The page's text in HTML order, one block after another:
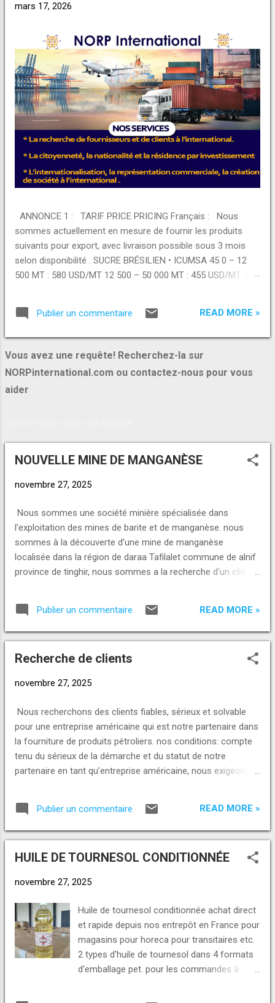
mars 17, 2026
ANNONCE 1 : TARIF PRICE PRICING Français : Nous
sommes actuellement en mesure de fournir les produits
suivants pour export, avec livraison possible sous 3 mois
selon disponibilité . SUCRE BRÉSILIEN • ICUMSA 45 0 – 12
500 MT : 580 USD/MT 12 500 – 50 000 MT : 455 USD/MT 50
• ICUMSA 600–1200 0 – 12 500 MT : 535 USD/MT 12 500 –
50 000 MT : 425 USD/MT 50 000 – 100 000 MT : 395 USD/MT
– 12 500 MT : 390 USD/MT 12 500 – 50 000 MT : 370
USD/MT • Rice 25% broken 0 – 12 500 MT : 420 USD/MT 12
500 – 50 000 MT : 400 USD/MT • Rice 5% broken 0 – 12 500
MT : 450 USD/MT 12 500 – 50 000 MT : 420 USD/MT
425 USD/MT • Whole milk powder : 2775 USD/MT
MATÉRIAUX & AUTRES...
Publier un commentaire READ MORE »
Vous avez une requête! Recherchez-la sur
NORPinternational.com ou contactez-nous pour vous
aider
NOUVELLE MINE DE MANGANÈSE
novembre 27, 2025
Nous sommes une société minière spécialisée dans
l’exploitation des mines de barite et de manganèse. nous
sommes à la découverte d’une mine de manganèse
localisée dans la région de daraa Tafilalet commune de alnif
province de tinghir, nous sommes a la recherche d’un client
d'informations demandez les nous ou contactez nous pour
un rendez-vous. Voici nos contacts et nos e-mails : Appel,
SMS ou WhatsApp : +229 01 93-23-23-23
https://wa.me/2290146464620 Numéro Telegram +229 01
96 96 71 72 WhatsApp Direct Link:
https://wa.me/2290146464620 https://wa.me/22998989830
E-mail : norpinternational@gmail.com
darius@norpinternational.com info@norpinternational.com
Publier un commentaire READ MORE »
Recherche de clients
novembre 27, 2025
Nous recherchons des clients fiables, sérieux et solvable
pour une entreprise américaine qui est notre partenaire dans
la fourniture de produits pétroliers. nos conditions: compte
tenu du sérieux de la démarche et du statut de notre
partenaire en tant qu’entreprise américaine, nous exigeons
direct et non pas par l’intermédiaire ou l’apporteur d’affaires.
l’acheteur devra également fournir les documents suivants:
loi profil de l’entreprise ( company information system)
complète de ces documents que nous pourrons répondre
nous vous remercions de votre compréhension
cordialement. Pour plus d'informations demandez les nous
ou contactez nous pour un rendez-vous. Voici nos contacts
et nos e-mails : Appel, SMS ou WhatsApp : +229 01 93-23-
23-23 https://wa.me/2290193232323 +229 01 46-46-...
Publier un commentaire READ MORE »
HUILE DE TOURNESOL CONDITIONNÉE
novembre 27, 2025
Huile de tournesol conditionnée achat direct
et rapide depuis nos entrepôt en France pour
magasins pour horeca pour transitaires etc.
2 types d'huile de tournesol dans 4 formats
d'emballage pet. pour les commandes à